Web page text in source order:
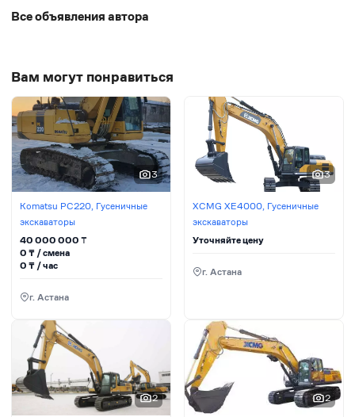
Все объявления автора
Вам могут понравиться
3
Komatsu PC220, Гусеничные
экскаваторы
40 000 000 ₸
0 ₸ / сменa
0 ₸ / час
г. Астана
3
XCMG XE4000, Гусеничные
экскаваторы
Уточняйте цену
г. Астана
2 2